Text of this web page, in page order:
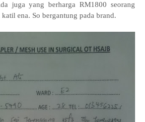
juga yang berharga RM1800 seorang
ena. So bergantung pada brand.